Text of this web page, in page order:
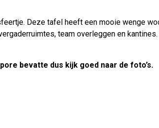
Deze tafel heeft een mooie wenge
team overleggen en
bevatte dus kijk goed naar de foto’s.